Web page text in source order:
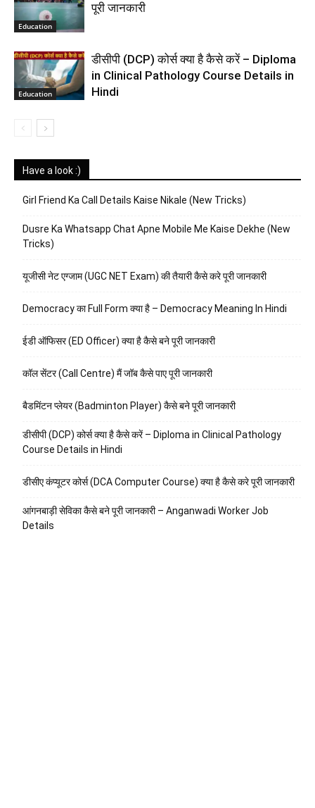
Education
पूरी जानकारी
Education
डीसीपी (DCP) कोर्स क्या है कैसे करें – Diploma
in Clinical Pathology Course Details in
Hindi
Have a look :)
Girl Friend Ka Call Details Kaise Nikale (New Tricks)
Dusre Ka Whatsapp Chat Apne Mobile Me Kaise Dekhe (New
Tricks)
यूजीसी नेट एग्जाम (UGC NET Exam) की तैयारी कैसे करे पूरी जानकारी
Democracy का Full Form क्या है – Democracy Meaning In Hindi
ईडी ऑफिसर (ED Officer) क्या है कैसे बने पूरी जानकारी
कॉल सेंटर (Call Centre) मैं जॉब कैसे पाए पूरी जानकारी
बैडमिंटन प्लेयर (Badminton Player) कैसे बने पूरी जानकारी
डीसीपी (DCP) कोर्स क्या है कैसे करें – Diploma in Clinical Pathology
Course Details in Hindi
डीसीए कंप्यूटर कोर्स (DCA Computer Course) क्या है कैसे करे पूरी जानकारी
आंगनबाड़ी सेविका कैसे बने पूरी जानकारी – Anganwadi Worker Job
Details